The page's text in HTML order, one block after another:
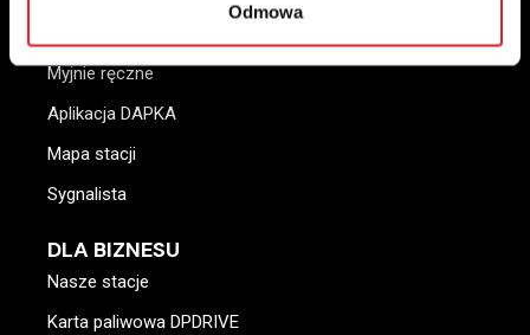
Odmowa
Myjnie ręczne
Aplikacja DAPKA
Mapa stacji
Sygnalista
DLA BIZNESU
Nasze stacje
Karta paliwowa DPDRIVE